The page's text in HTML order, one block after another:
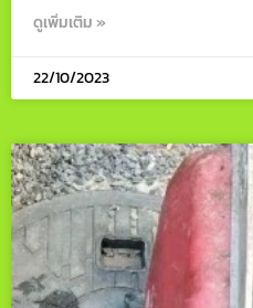
ดูเพิ่มเติม »
22/10/2023